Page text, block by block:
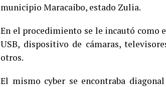
municipio Maracaibo, estado Zulia.
En el procedimiento se le incautó como
USB, dispositivo de cámaras,
otros.
El mismo cyber se encontraba